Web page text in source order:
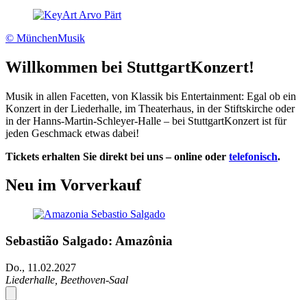
© MünchenMusik
Willkommen bei StuttgartKonzert!
Musik in allen Facetten, von Klassik bis Entertainment: Egal ob ein
Konzert in der Liederhalle, im Theaterhaus, in der Stiftskirche oder
in der Hanns-Martin-Schleyer-Halle – bei StuttgartKonzert ist für
jeden Geschmack etwas dabei!
Tickets erhalten Sie direkt bei uns – online oder telefonisch.
Neu im Vorverkauf
Sebastião Salgado: Amazônia
Do., 11.02.2027
Liederhalle, Beethoven-Saal